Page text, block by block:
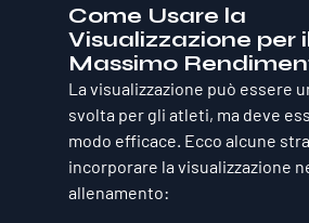
Come Usare la
Visualizzazione per
Massimo
La visualizzazione può essere
svolta per gli atleti, ma deve
modo efficace. Ecco alcune
incorporare la visualizzazione
allenamento: